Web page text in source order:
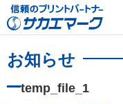
お知らせ
temp_file_1